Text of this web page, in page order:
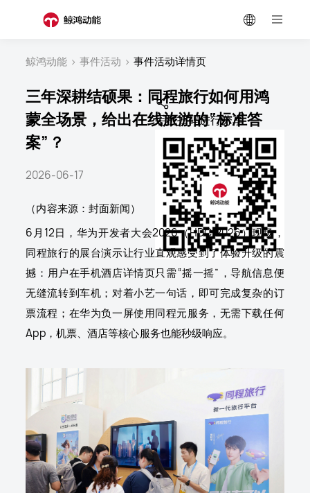
鲸鸿动能 > 事件活动 > 事件活动详情页
三年深耕结硕果：同程旅行如何用鸿
蒙全场景，给出在线旅游的“标准答
案”？
2026-06-17
手机扫码进行分享
（内容来源：封面新闻）
6月12日，华为开发者大会2026（HDC 2026）现场，
同程旅行的展台演示让行业直观感受到了体验升级的震
撼：用户在手机酒店详情页只需“摇一摇”，导航信息便
无缝流转到车机；对着小艺一句话，即可完成复杂的订
票流程；在华为负一屏使用同程元服务，无需下载任何
App，机票、酒店等核心服务也能秒级响应。